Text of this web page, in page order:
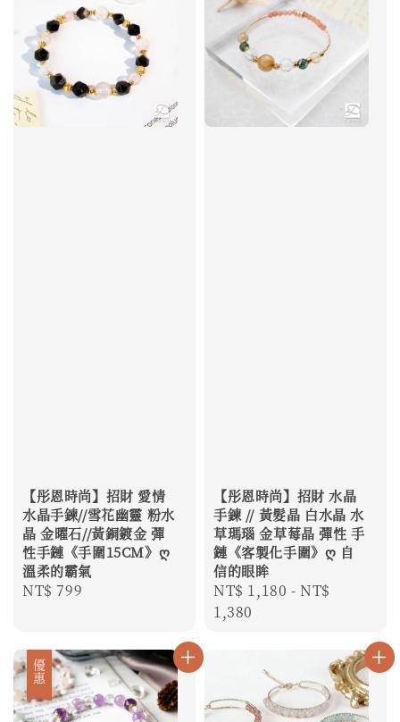
【彤恩時尚】招財 愛情
水晶手鍊//雪花幽靈 粉水
晶 金曜石//黃銅鍍金 彈
性手鏈《手圍15CM》ღ
溫柔的霸氣
Regular
NT$ 799
【彤恩時尚】招財 水晶
手鍊 // 黃髮晶 白水晶 水
草瑪瑙 金草莓晶 彈性 手
鏈《客製化手圍》ღ 自
信的眼眸
Regular
price
NT$ 1,180 -NT$
1,380
優惠